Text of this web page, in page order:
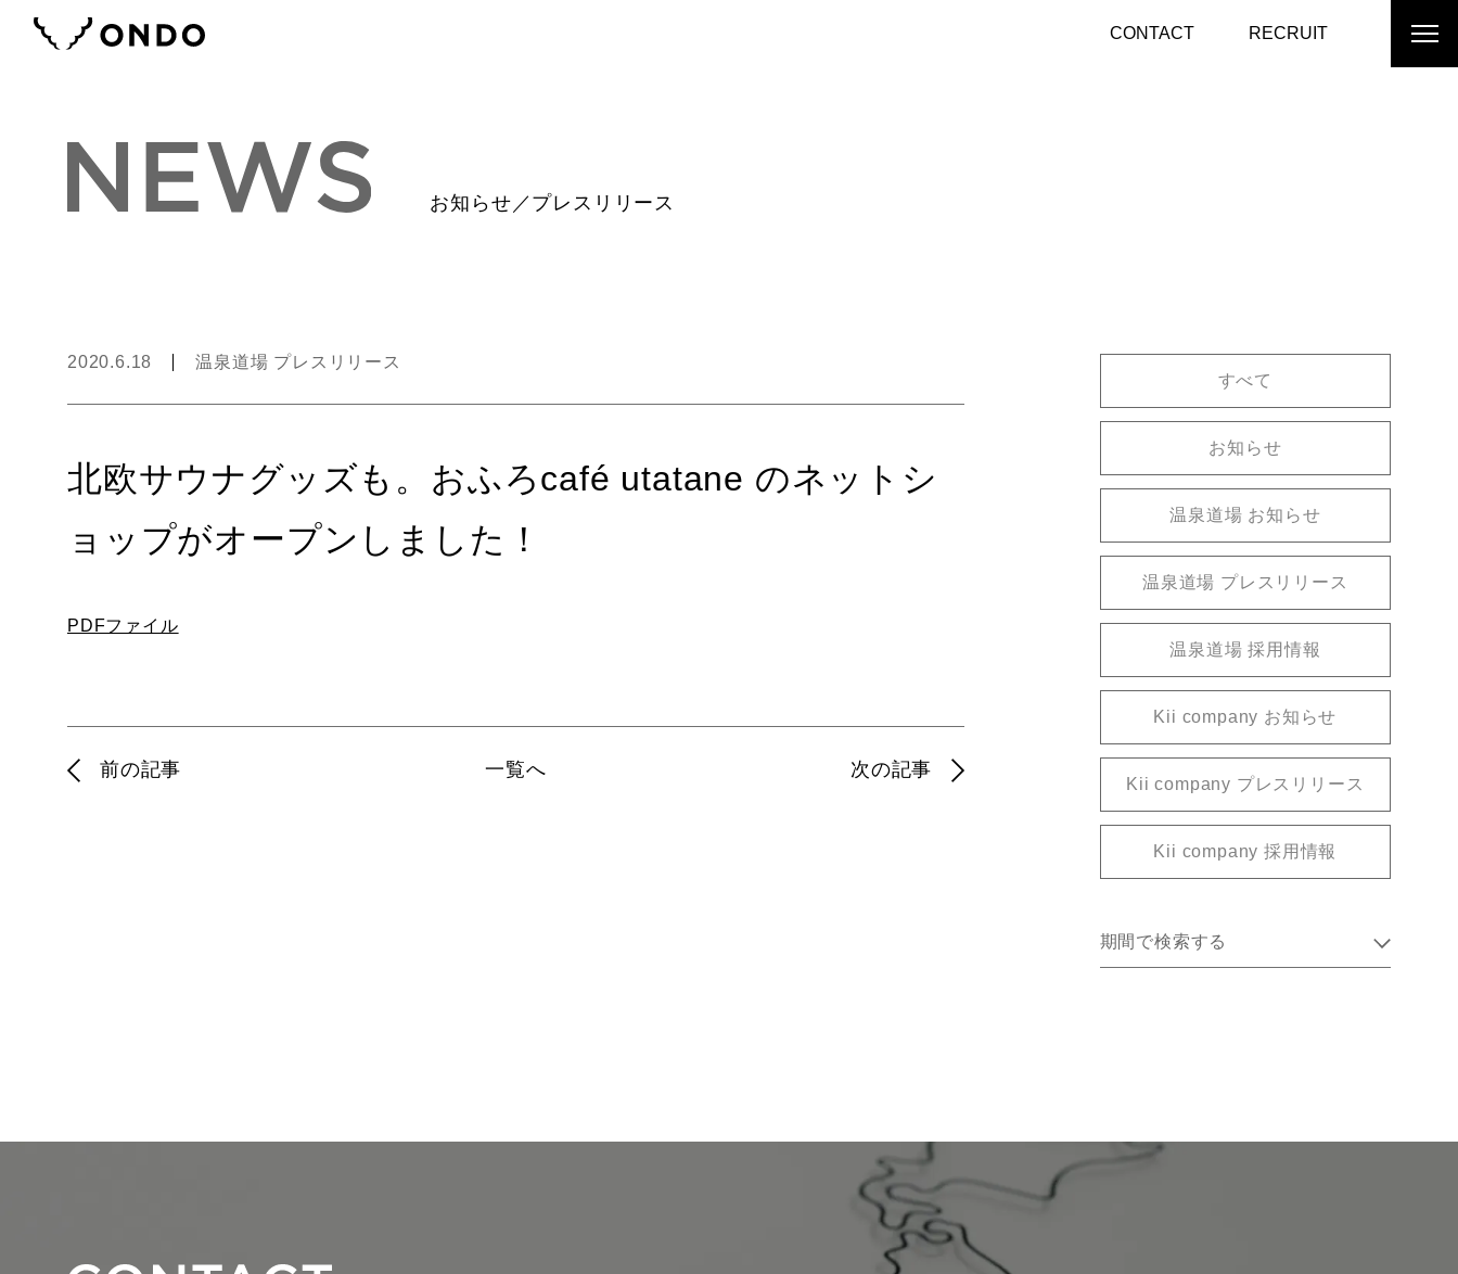
CONTACT RECRUIT
お知らせ／プレスリリース
2020.6.18 温泉道場 プレスリリース
北欧サウナグッズも。おふろcafé utatane のネットシ
ョップがオープンしました！
PDFファイル
前の記事 一覧へ 次の記事
すべて
お知らせ
温泉道場 お知らせ
温泉道場 プレスリリース
温泉道場 採用情報
Kii company お知らせ
Kii company プレスリリース
Kii company 採用情報
期間で検索する